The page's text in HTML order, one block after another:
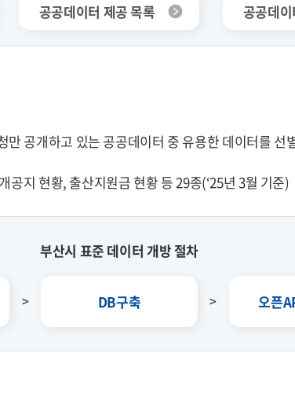
공공데이터 제공 목록 공공데
공개하고 있는 공공데이터 중 유용한 데이터를
지 현황, 출산지원금 현황 등 29종(‘25년 3월 기준)
부산시 표준 데이터 개방 절차
DB구축 오픈